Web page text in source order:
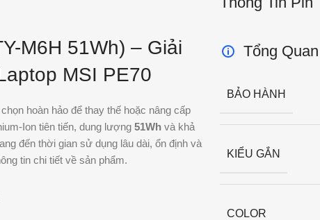
M6H 51Wh) – Giải
MSI PE70
hoàn hảo để thay thế hoặc nâng cấp
Ion tiên tiến, dung lượng 51Wh và khả
đến thời gian sử dụng lâu dài, ổn định và
tin chi tiết về sản phẩm.
Tổng Quan
BẢO HÀNH
KIỂU GẮN
COLOR